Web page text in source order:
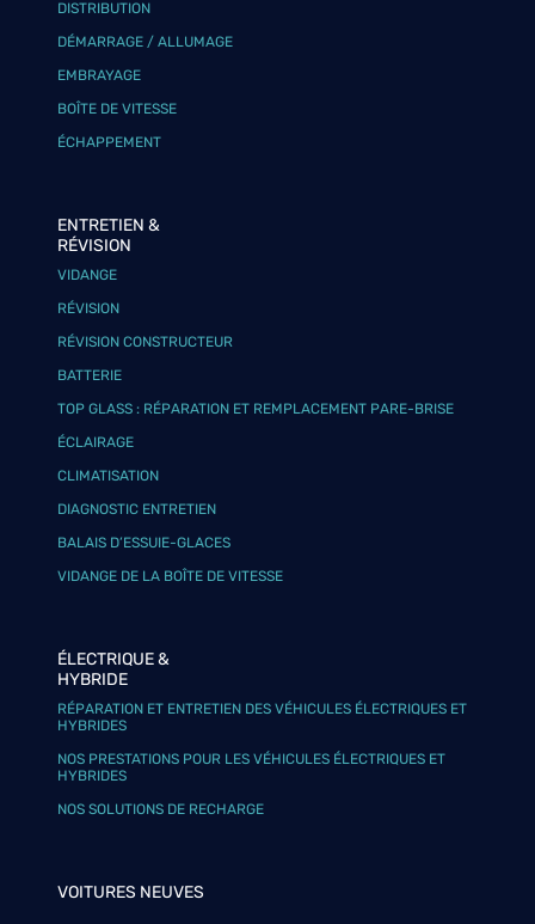
DISTRIBUTION
DÉMARRAGE / ALLUMAGE
EMBRAYAGE
BOÎTE DE VITESSE
ÉCHAPPEMENT
ENTRETIEN &
RÉVISION
VIDANGE
RÉVISION
RÉVISION CONSTRUCTEUR
BATTERIE
TOP GLASS : RÉPARATION ET REMPLACEMENT PARE-BRISE
ÉCLAIRAGE
CLIMATISATION
DIAGNOSTIC ENTRETIEN
BALAIS D’ESSUIE-GLACES
VIDANGE DE LA BOÎTE DE VITESSE
ÉLECTRIQUE &
HYBRIDE
RÉPARATION ET ENTRETIEN DES VÉHICULES ÉLECTRIQUES ET
HYBRIDES
NOS PRESTATIONS POUR LES VÉHICULES ÉLECTRIQUES ET
HYBRIDES
NOS SOLUTIONS DE RECHARGE
VOITURES NEUVES